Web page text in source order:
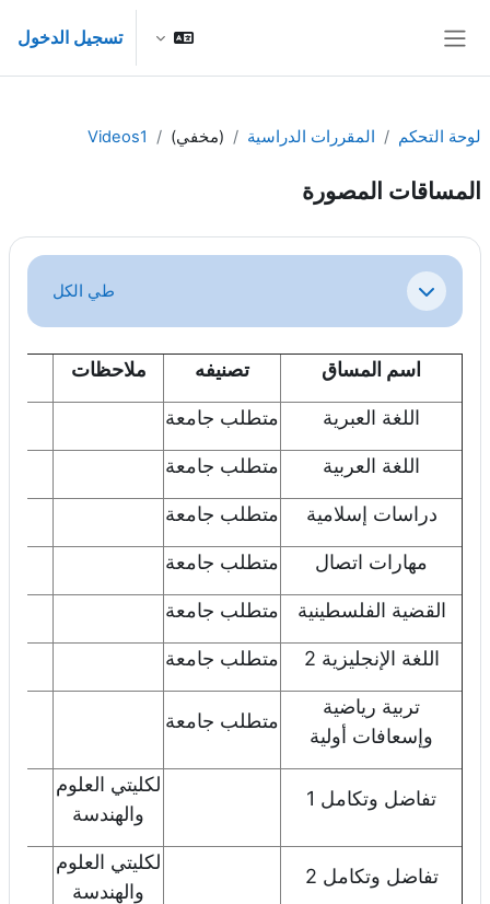
تسجيل الدخول
لوحة التحكم المقررات الدراسية (مخفي) Videos1
المساقات المصورة
الخطوط العريضة للقسم
طي طي الكل
اسم المساق تصنيفه ملاحظات
اللغة العبرية متطلب جامعة
اللغة العربية متطلب جامعة
دراسات إسلامية متطلب جامعة
مهارات اتصال متطلب جامعة
القضية الفلسطينية متطلب جامعة
اللغة الإنجليزية 2 متطلب جامعة
تربية رياضية
وإسعافات أولية
متطلب جامعة
تفاضل وتكامل 1
لكليتي العلوم
والهندسة
تفاضل وتكامل 2
لكليتي العلوم
والهندسة